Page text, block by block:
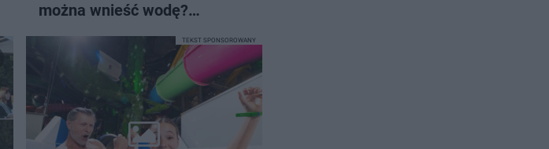
można wnieść wodę?
TEKST SPONSOROWANY